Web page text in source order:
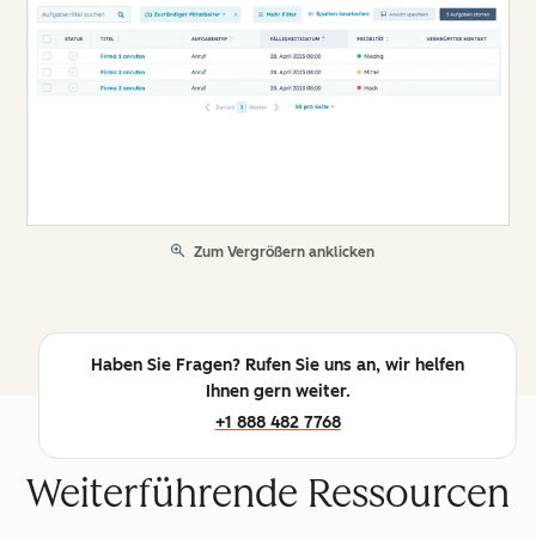
Zum Vergrößern anklicken
Haben Sie Fragen? Rufen Sie uns an, wir helfen
Ihnen gern weiter.
+1 888 482 7768
Weiterführende Ressourcen